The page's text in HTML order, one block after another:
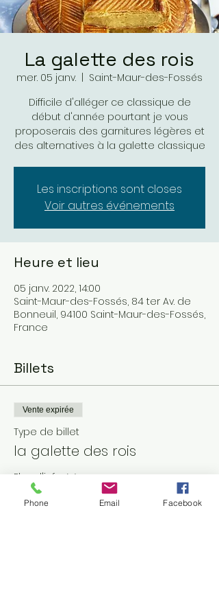
La galette des rois
mer. 05 janv.
Saint-Maur-des-Fossés
Difficile d'alléger ce classique de
début d'année pourtant je vous
proposerais des garnitures légères et
des alternatives à la galette classique
Les inscriptions sont closes
Voir autres événements
Heure et lieu
05 janv. 2022, 14:00
Saint-Maur-des-Fossés, 84 ter Av. de
Bonneuil, 94100 Saint-Maur-des-Fossés,
France
Billets
Vente expirée
Type de billet
la galette des rois
Plus d'info
PrixPhone Email Facebook